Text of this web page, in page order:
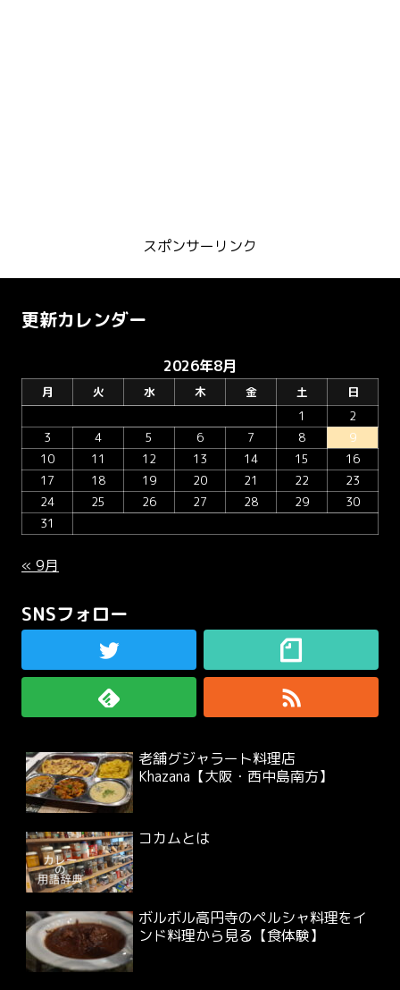
スポンサーリンク
更新カレンダー
2026年8月
月 火 水 木 金 土
日
1
2
3
4 5 6 7 8
9
10
11 12 13 14 15
16
17
18 19 20 21 22
23
24
25 26 27 28 29
30
31
« 9月
SNSフォロー
老舗グジャラート料理店
Khazana【大阪・西中島南方】
コカムとは
ボルボル高円寺のペルシャ料理をイ
ンド料理から見る【食体験】